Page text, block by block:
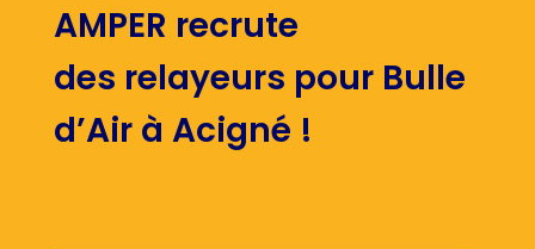
AMPER recrute
des relayeurs pour Bulle
d’Air à Acigné !